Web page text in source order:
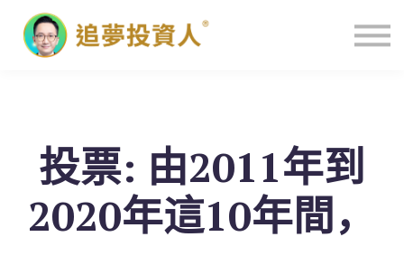
主頁
投票: 由2011年到
2020年這10年間，